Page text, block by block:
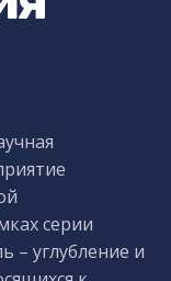
серии
– углубление и